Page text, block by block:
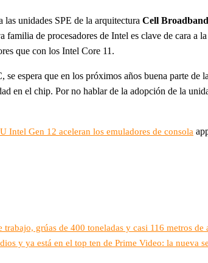
las unidades SPE de la arquitectura Cell
familia de procesadores de Intel es clave de cara
que con los Intel Core 11.
se espera que en los próximos años buena parte
en el chip. Por no hablar de la adopción de la
Intel Gen 12 aceleran los emuladores de consola
trabajo, grúas de 400 toneladas y casi 116 metros
y ya está en el top ten de Prime Video: la nueva